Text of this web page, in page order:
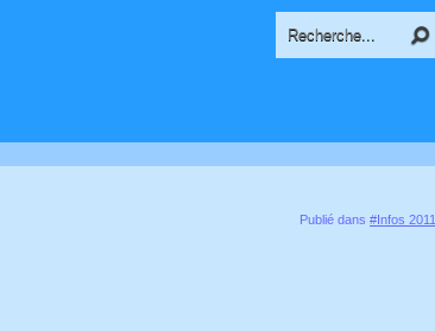
Publié dans #Infos 2011